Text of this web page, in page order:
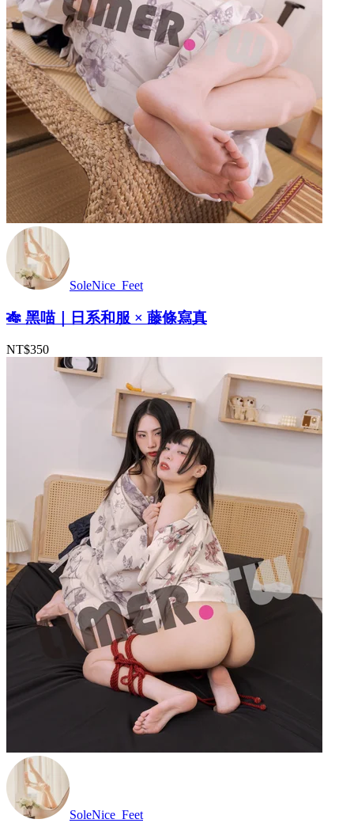
SoleNice_Feet
🎋 黑喵｜日系和服 × 藤條寫真
NT$350
SoleNice_Feet